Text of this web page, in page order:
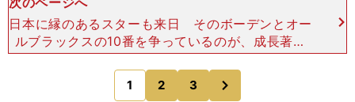
日本に縁のあるスターも来日 そのボーデンとオー
ルブラックスの10番を争っているのが、成長著し
いリッチー・モウンガ（28歳）だ。身長176cmと
決して大柄ではないものの、キックやパスのスキル
に長けてお
1 2 3